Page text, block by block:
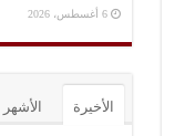
6 أغسطس، 2026
الأخيرة الأشهر